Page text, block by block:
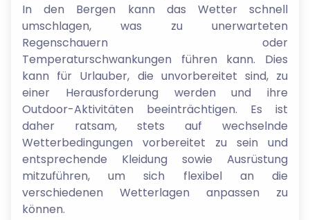
In den Bergen kann das Wetter schnell
umschlagen, was zu unerwarteten
Regenschauern oder
Temperaturschwankungen führen kann. Dies
kann für Urlauber, die unvorbereitet sind, zu
einer Herausforderung werden und ihre
Outdoor-Aktivitäten beeinträchtigen. Es ist
daher ratsam, stets auf wechselnde
Wetterbedingungen vorbereitet zu sein und
entsprechende Kleidung sowie Ausrüstung
mitzuführen, um sich flexibel an die
verschiedenen Wetterlagen anpassen zu
können.